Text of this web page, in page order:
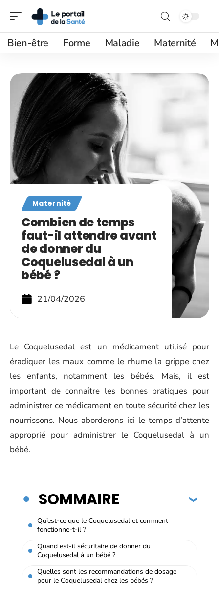
Bien-être Forme Maladie Maternité
Maternité
Combien de temps
faut-il attendre avant
de donner du
Coquelusedal à un
bébé ?
21/04/2026
Le Coquelusedal est un médicament utilisé pour
éradiquer les maux comme le rhume la grippe chez
les enfants, notamment les bébés. Mais, il est
important de connaître les bonnes pratiques pour
administrer ce médicament en toute sécurité chez les
nourrissons. Nous aborderons ici le temps d’attente
approprié pour administrer le Coquelusedal à un
bébé.
SOMMAIRE
Qu’est-ce que le Coquelusedal et comment
fonctionne-t-il ?
Quand est-il sécuritaire de donner du
Coquelusedal à un bébé ?
Quelles sont les recommandations de dosage
pour le Coquelusedal chez les bébés ?